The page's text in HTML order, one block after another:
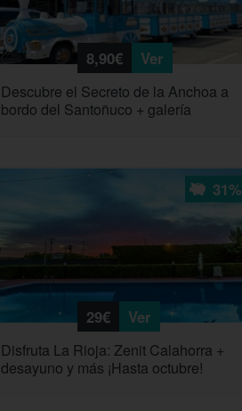
8,90€ Ver
Descubre el Secreto de la Anchoa a
bordo del Santoñuco + galería
31%
29€ Ver
Disfruta La Rioja: Zenit Calahorra +
desayuno y más ¡Hasta octubre!